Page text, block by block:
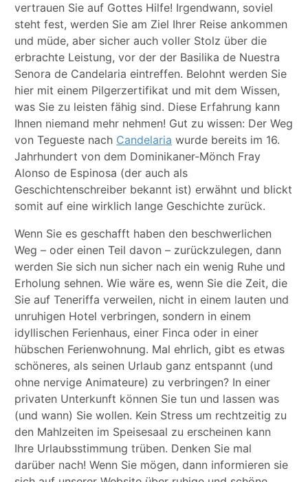
vertrauen Sie auf Gottes Hilfe! Irgendwann, soviel
steht fest, werden Sie am Ziel Ihrer Reise ankommen
und müde, aber sicher auch voller Stolz über die
erbrachte Leistung, vor der der Basilika de Nuestra
Senora de Candelaria eintreffen. Belohnt werden Sie
hier mit einem Pilgerzertifikat und mit dem Wissen,
was Sie zu leisten fähig sind. Diese Erfahrung kann
Ihnen niemand mehr nehmen! Gut zu wissen: Der Weg
von Tegueste nach Candelaria wurde bereits im 16.
Jahrhundert von dem Dominikaner-Mönch Fray
Alonso de Espinosa (der auch als
Geschichtenschreiber bekannt ist) erwähnt und blickt
somit auf eine wirklich lange Geschichte zurück.
Wenn Sie es geschafft haben den beschwerlichen
Weg – oder einen Teil davon – zurückzulegen, dann
werden Sie sich nun sicher nach ein wenig Ruhe und
Erholung sehnen. Wie wäre es, wenn Sie die Zeit, die
Sie auf Teneriffa verweilen, nicht in einem lauten und
unruhigen Hotel verbringen, sondern in einem
idyllischen Ferienhaus, einer Finca oder in einer
hübschen Ferienwohnung. Mal ehrlich, gibt es etwas
schöneres, als seinen Urlaub ganz entspannt (und
ohne nervige Animateure) zu verbringen? In einer
privaten Unterkunft können Sie tun und lassen was
(und wann) Sie wollen. Kein Stress um rechtzeitig zu
den Mahlzeiten im Speisesaal zu erscheinen kann
Ihre Urlaubsstimmung trüben. Denken Sie mal
darüber nach! Wenn Sie mögen, dann informieren sie